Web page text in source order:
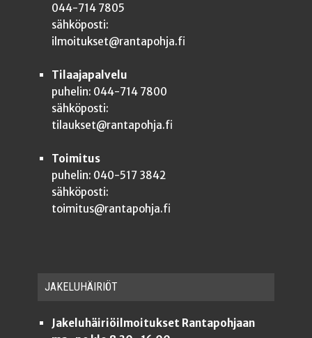
044-714 7805
sähköposti:
ilmoitukset@rantapohja.fi
Tilaajapalvelu
puhelin: 044-714 7800
sähköposti:
tilaukset@rantapohja.fi
Toimitus
puhelin: 040-517 3842
sähköposti:
toimitus@rantapohja.fi
JAKE­LU­HÄI­RIÖT
Jakeluhäiriöilmoitukset Rantapohjaan